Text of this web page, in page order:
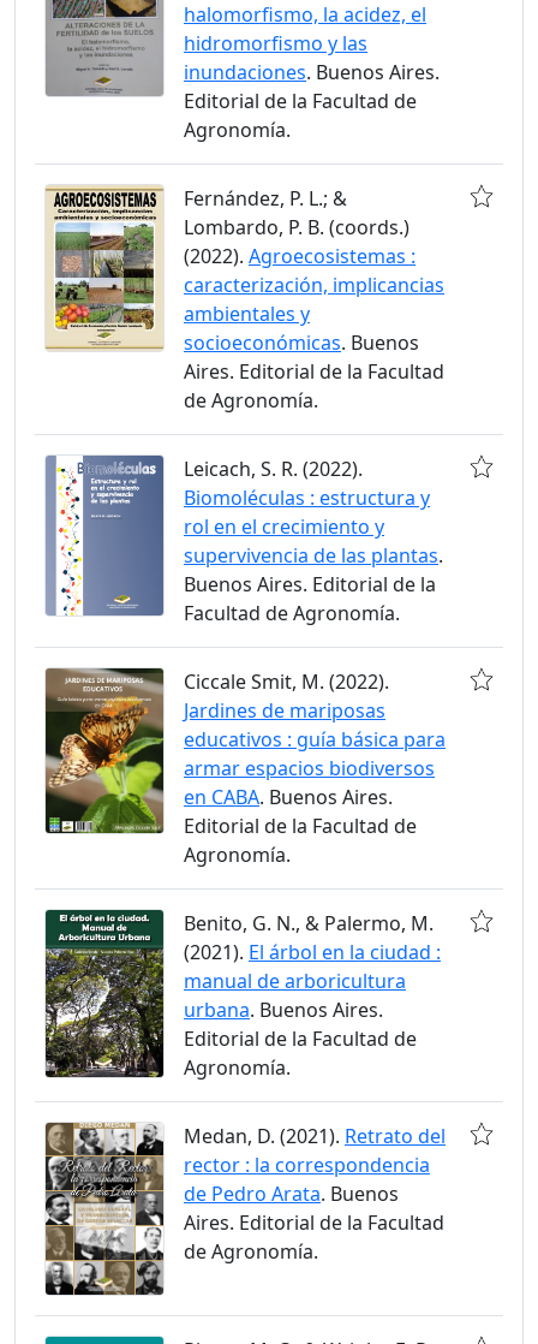
halomorfismo, la acidez, el
hidromorfismo y las
inundaciones. Buenos Aires.
Editorial de la Facultad de
Agronomía.
Fernández, P. L.; &
Lombardo, P. B. (coords.)
(2022). Agroecosistemas :
caracterización, implicancias
ambientales y
socioeconómicas. Buenos
Aires. Editorial de la Facultad
de Agronomía.
Leicach, S. R. (2022).
Biomoléculas : estructura y
rol en el crecimiento y
supervivencia de las plantas.
Buenos Aires. Editorial de la
Facultad de Agronomía.
Ciccale Smit, M. (2022).
Jardines de mariposas
educativos : guía básica para
armar espacios biodiversos
en CABA. Buenos Aires.
Editorial de la Facultad de
Agronomía.
Benito, G. N., & Palermo, M.
(2021). El árbol en la ciudad :
manual de arboricultura
urbana. Buenos Aires.
Editorial de la Facultad de
Agronomía.
Medan, D. (2021). Retrato del
rector : la correspondencia
de Pedro Arata. Buenos
Aires. Editorial de la Facultad
de Agronomía.